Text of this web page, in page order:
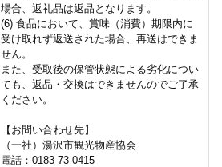
場合、返礼品は返品となります。
(6) 食品において、賞味（消費）期限内に
受け取れず返送された場合、再送はできま
せん。
また、受取後の保管状態による劣化につい
ても、返品・交換はできませんのでご了承
ください。
【お問い合わせ先】
（一社）湯沢市観光物産協会
電話：0183-73-0415